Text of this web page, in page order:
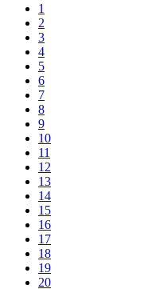
1
2
3
4
5
6
7
8
9
10
11
12
13
14
15
16
17
18
19
20